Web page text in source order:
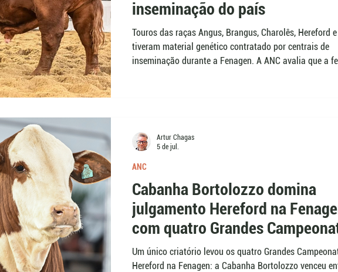
inseminação do país
Touros das raças Angus, Brangus, Charolês, Hereford
tiveram material genético contratado por centrais de
inseminação durante a Fenagen. A ANC avalia que a
Cabanha Bortolozzo domina
julgamento Hereford na
com quatro Grandes
Um único criatório levou os quatro Grandes
Hereford na Fenagen: a Cabanha Bortolozzo venceu
ANC
Artur Chagas
5 de jul.